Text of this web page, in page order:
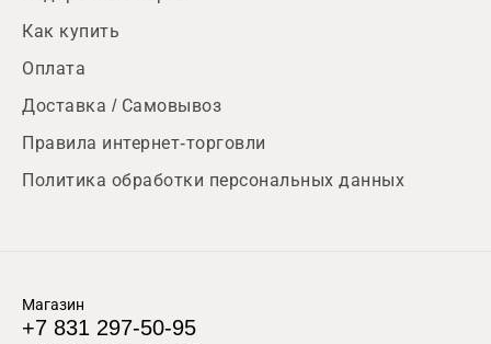
Как купить
Оплата
Доставка / Самовывоз
Правила интернет-торговли
Политика обработки персональных данных
Магазин
+7 831 297-50-95